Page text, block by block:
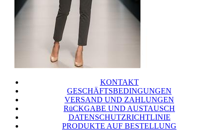
KONTAKT
GESCHÄFTSBEDINGUNGEN
VERSAND UND ZAHLUNGEN
RüCKGABE UND AUSTAUSCH
DATENSCHUTZRICHTLINIE
PRODUKTE AUF BESTELLUNG